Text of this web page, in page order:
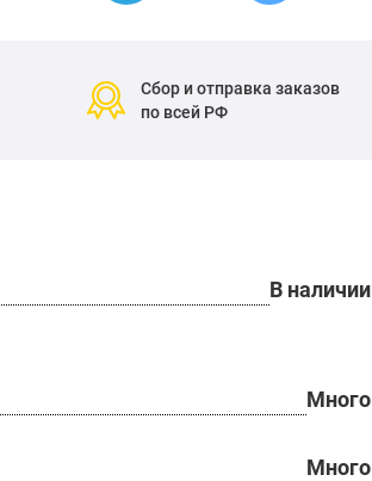
Сбор и отправка заказов
по всей РФ
В наличии
Много
Много